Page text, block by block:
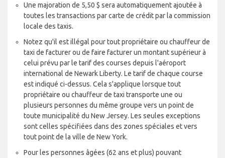
Une majoration de 5,50 $ sera automatiquement ajoutée à
toutes les transactions par carte de crédit par la commission
locale des taxis.
Notez qu'il est illégal pour tout propriétaire ou chauffeur de
taxi de facturer ou de faire facturer un montant supérieur à
celui prévu par le tarif des courses depuis l'aéroport
international de Newark Liberty. Le tarif de chaque course
est indiqué ci-dessus. Cela s'applique lorsque tout
propriétaire ou chauffeur de taxi transporte une ou
plusieurs personnes du même groupe vers un point de
toute municipalité du New Jersey. Les seules exceptions
sont celles spécifiées dans des zones spéciales et vers
tout point de la ville de New York.
Pour les personnes âgées (62 ans et plus) pouvant